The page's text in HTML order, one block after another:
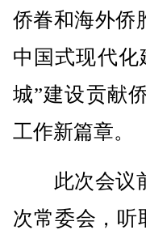
侨眷和海外侨
中国式现代化
城”建设贡献
工作新篇章。
此次会议前
次常委会，听